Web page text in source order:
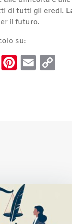
di tutti gli eredi.
il futuro.
su:
Messenger
Email